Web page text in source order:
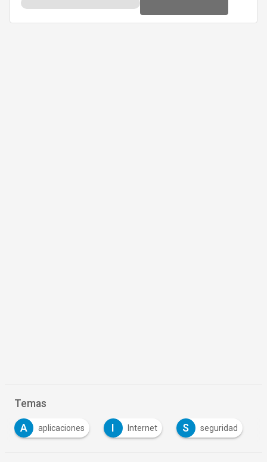
Temas
A aplicaciones Internet S seguridad